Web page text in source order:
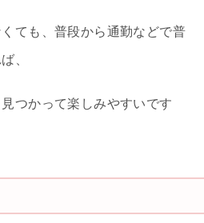
ても、普段から通勤などで普
、
つかって楽しみやすいです